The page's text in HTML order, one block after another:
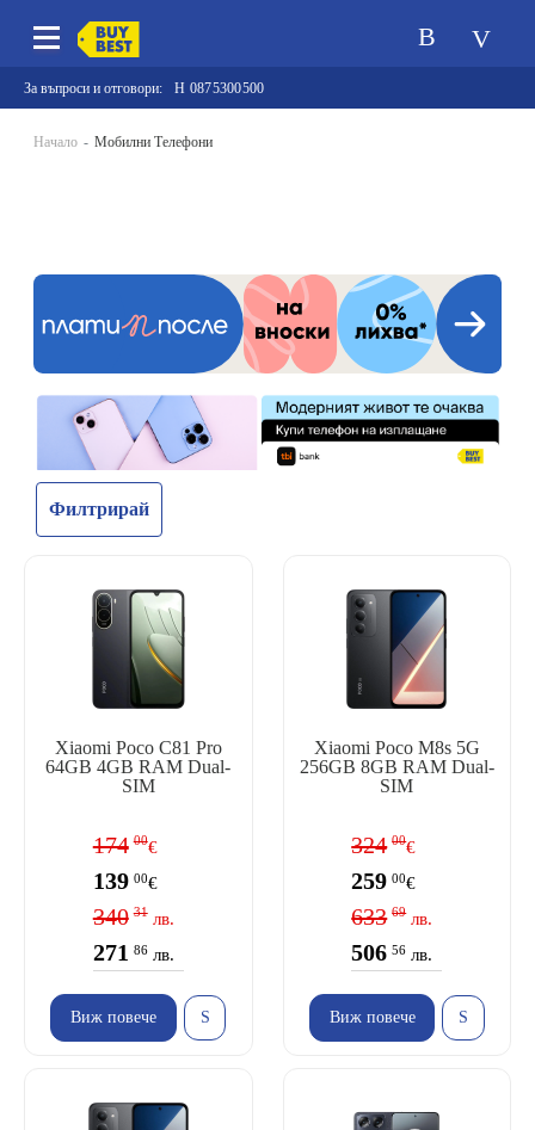
За въпроси и отговори: 0875300500
Начало Мобилни Телефони
Филтрирай
Xiaomi Poco C81 Pro
64GB 4GB RAM Dual-
SIM
174 00€
139 00€
340 31лв.
271 86лв.
Виж повече
Xiaomi Poco M8s 5G
256GB 8GB RAM Dual-
SIM
324 00€
259 00€
633 69лв.
506 56 лв.
Виж повече